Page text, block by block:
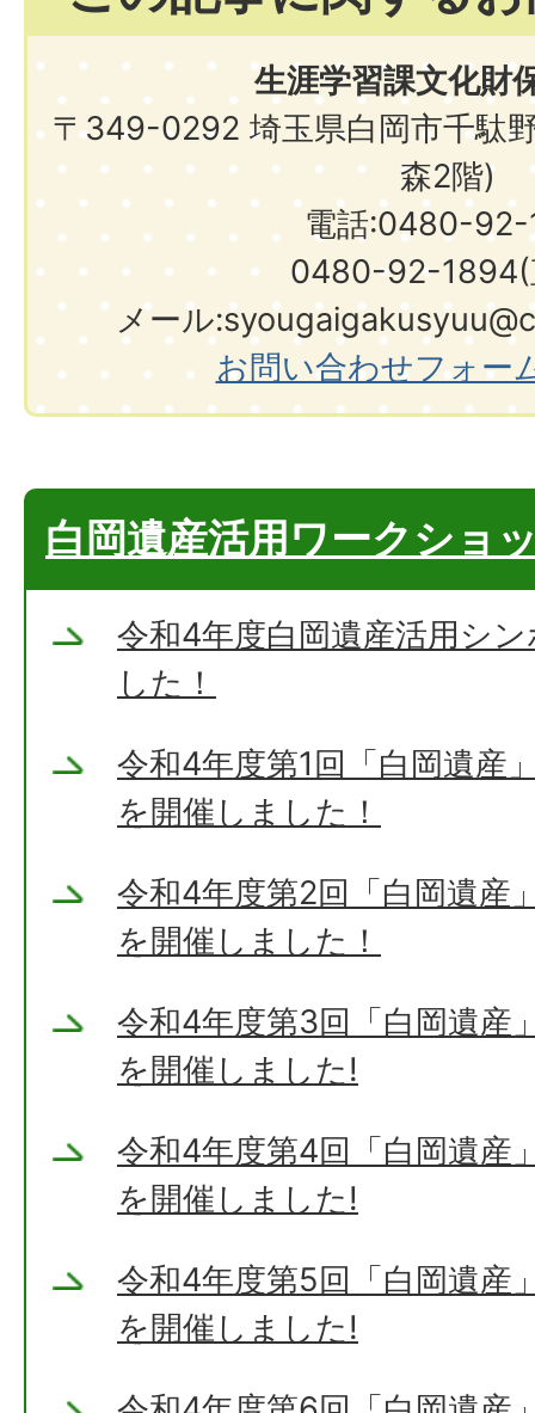
生涯学習課文化財
〒349-0292 埼玉県白岡市千駄
森2階)
電話:0480-92-
0480-92-1894(
メール
お問い合わせフォー
白岡遺産活用ワークショ
令和4年度白岡遺産活用シ
した！
令和4年度第1回「白岡遺産
を開催しました！
令和4年度第2回「白岡遺産
を開催しました！
令和4年度第3回「白岡遺産
を開催しました!
令和4年度第4回「白岡遺産
を開催しました!
令和4年度第5回「白岡遺産
を開催しました!